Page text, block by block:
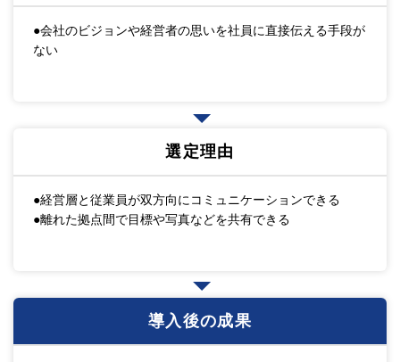
●会社のビジョンや経営者の思いを社員に直接伝える手段が
ない
選定理由
●経営層と従業員が双方向にコミュニケーションできる
●離れた拠点間で目標や写真などを共有できる
導入後の成果